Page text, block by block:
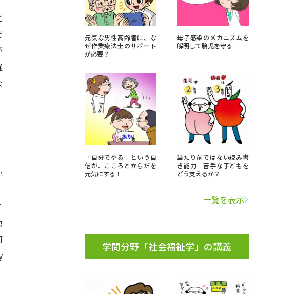
実施プログラムから探す
特集
準備 資料検索
先輩が入学を決めた理由
新生活お役立ちガイド
発見
発見
講義」 学問分野解説 学問の教科書 夢ナビライブ
元気な男性高齢者に、な
ぜ作業療法士のサポート
が必要？
母子感染のメカニズムを
解明して胎児を守る
「自分でやる」という自
信が、こころとからだを
元気にする！
当たり前ではない読み書
き能力 苦手な子どもを
どう支えるか？
一覧を表示
学問分野「社会福祉学」の講義